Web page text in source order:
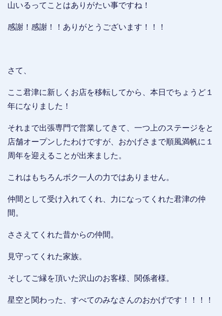
山いるってことはありがたい事ですね！
感謝！感謝！！ありがとうございます！！！
さて、
ここ君津に新しくお店を移転してから、本日でちょう ど１
年になりました！
それまで出張専門で営業してきて、一つ上のステージをと
店舗オープンしたわけですが、おかげさまで順風満帆に１
周年を迎えることが出来ました。
これはもちろんボク一人の力ではありません。
仲間として受け入れてくれ、力になってくれた君津の仲
間。
ささえてくれた昔からの仲間。
見守ってくれた家族。
そしてご縁を頂いた沢山のお客様、関係者様。
星空と関わった、すべてのみなさんのおかげです！！！！